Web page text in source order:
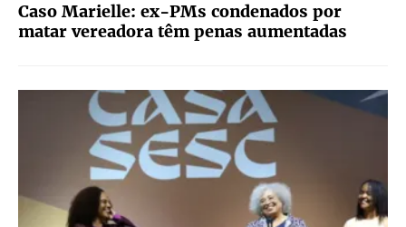
Caso Marielle: ex-PMs condenados por
matar vereadora têm penas aumentadas